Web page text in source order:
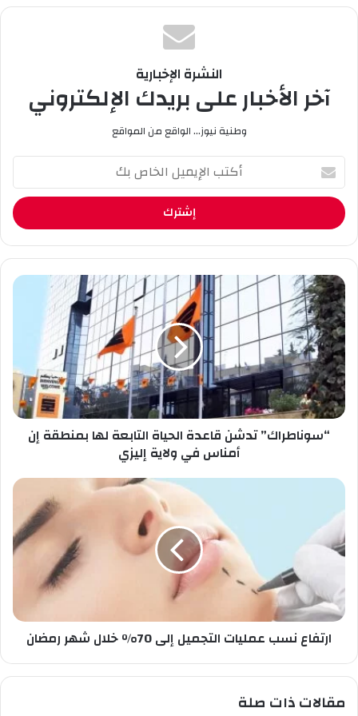
وك
النشرة الإخبارية
آخر الأخبار على بريدك الإلكتروني
وطنية نيوز... الواقع من المواقع
أ
ب
ل
إ
ي
م
ي
ل
ا
ل
خ
ا
ص
“
س
و
ن
ا
ط
ر
ا
ك
ش
ق
ا
ع
ة
ل
ا
ا
“سوناطراك” تدشن قاعدة الحياة التابعة لها بمنطقة إن
أمناس في ولاية إليزي
ا
ف
ا
ن
س
ب
ل
ا
ارتفاع نسب عمليات التجميل إلى 70% خلال شهر رمضان
مقالات ذات صلة